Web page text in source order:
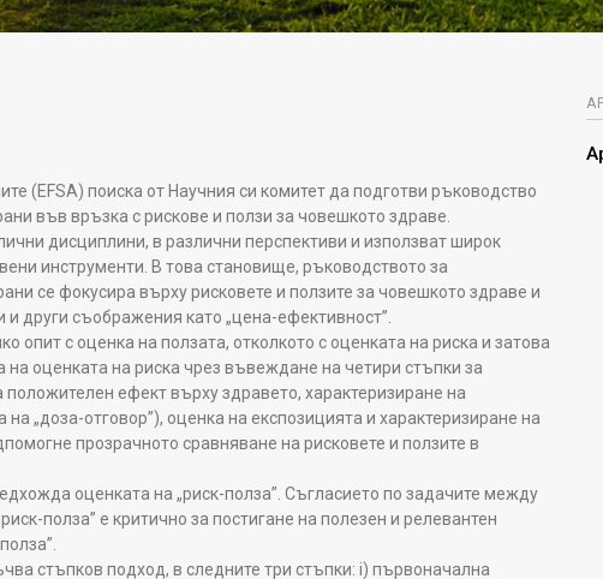
(EFSA) поиска от Научния си комитет да подготви ръководство
във връзка с рискове и ползи за човешкото здраве.
дисциплини, в различни перспективи и използват широк
инструменти. В това становище, ръководството за
се фокусира върху рисковете и ползите за човешкото здраве и
други съображения като „цена-ефективност”.
опит с оценка на ползата, отколкото с оценката на риска и затова
оценката на риска чрез въвеждане на четири стъпки за
ефект върху здравето, характеризиране на
„доза-отговор”), оценка на експозицията и характеризиране на
прозрачното сравняване на рисковете и ползите в
оценката на „риск-полза”. Съгласието по задачите между
полза” е критично за постигане на полезен и релевантен
стъпков подход, в следните три стъпки: i) първоначална